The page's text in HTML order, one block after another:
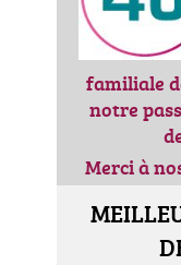
familiale
notre
Merci à